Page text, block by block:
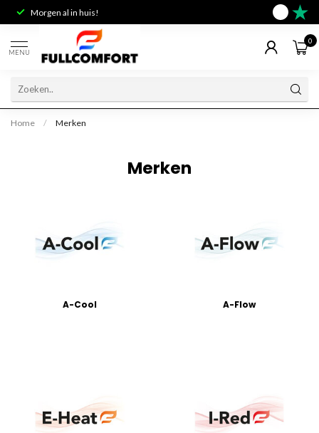
Morgen al in huis!
MENU
0
Home / Merken
Merken
A-Cool A-Flow